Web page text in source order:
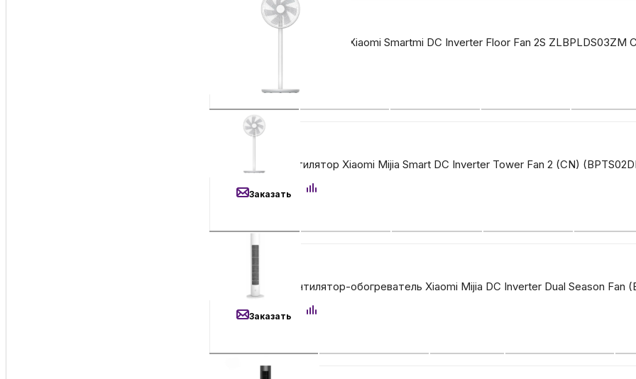
₽
Напольный вентилятор Xiaomi Smartmi DC Inverter Floor Fan 2S ZLBPLDS03ZM
Колонный вентилятор Xiaomi Mijia Smart DC Inverter Tower Fan 2 (CN)
Заказать
15 290
Напольный вентилятор-обогреватель Xiaomi Mijia DC Inverter Dual Season Fan
Заказать